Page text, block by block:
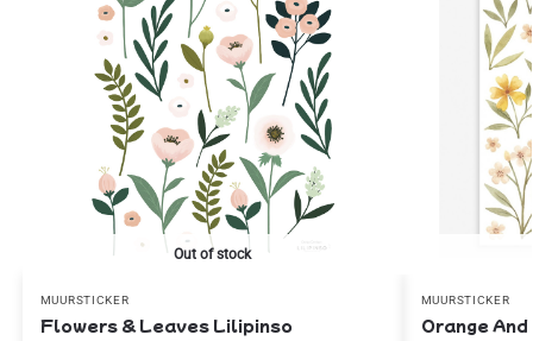
Out of stock
MUURSTICKER
Flowers & Leaves Lilipinso
MUURSTICKER
Orange